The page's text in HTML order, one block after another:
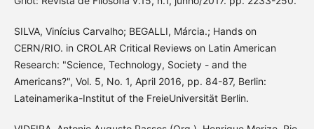
SILVA, Vinícius Carvalho; BEGALLI, Márcia.; Hands on
CERN/RIO. in CROLAR Critical Reviews on Latin American
Research: "Science, Technology, Society - and the
Americans?", Vol. 5, No. 1, April 2016, pp. 84-87, Berlin:
Lateinamerika-Institut of the FreieUniversität Berlin.